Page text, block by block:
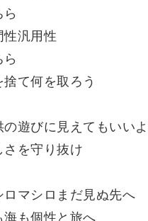
ら
性汎用性
ら
捨て何を取ろう
の遊びに見えてもいいよ
さを守り抜け
ロマシロまだ見ぬ先へ